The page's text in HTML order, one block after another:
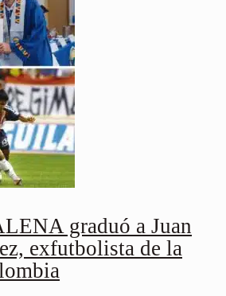
graduó a Juan
exfutbolista de la